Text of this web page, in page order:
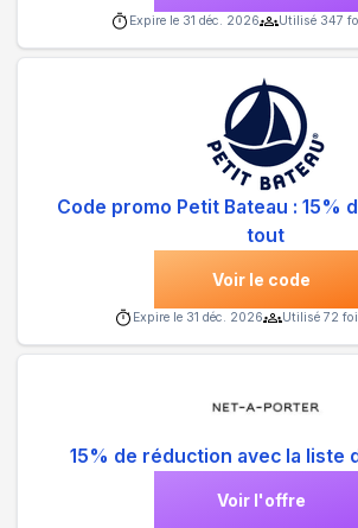
Expire le 31 déc. 2026 Utilisé 347
Code promo Petit Bateau : 15%
tout
Voir le code
Expire le 31 déc. 2026 Utilisé 72
15% de réduction avec la liste
Voir l'offre